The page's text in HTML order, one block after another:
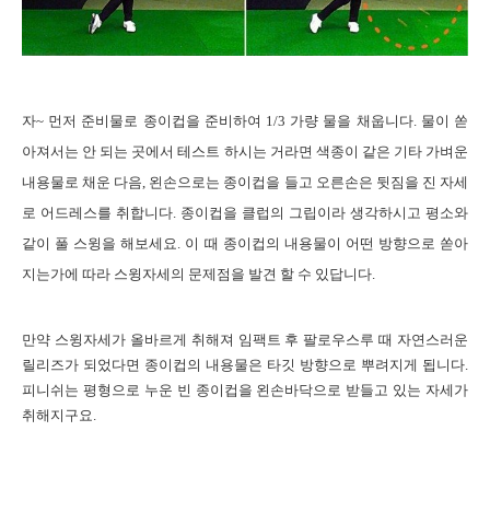
자~ 먼저 준비물로 종이컵을 준비하여 1/3 가량 물을 채웁니다. 물이 쏟
아져서는 안 되는 곳에서 테스트 하시는 거라면 색종이 같은 기타 가벼운
내용물로 채운 다음 왼손으로는 종이컵을 들고 오른손은 뒷짐을 진 자세
로 어드레스를 취합니다 종이컵을 클럽의 그립이라 생각하시고 평소와
같이 풀 스윙을 해보세요
이 때 종이컵의 내용물이 어떤 방향으로 쏟아
지는가에 따라 스윙자세의 문제점을 발견 할 수 있답니다
만약 스윙자세가 올바르게 취해져 임팩트 후 팔로우스루 때 자연스러운
릴리즈가 되었다면 종이컵의 내용물은 타깃 방향으로 뿌려지게 됩니다
피니쉬는 평형으로 누운 빈 종이컵을 왼손바닥으로 받들고 있는 자세가
취해지구요